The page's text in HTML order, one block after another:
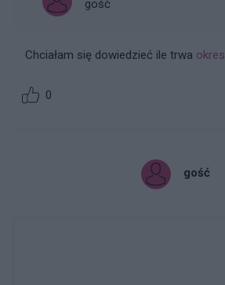
gość
Chciałam się dowiedzieć ile trwa okres
0
gość